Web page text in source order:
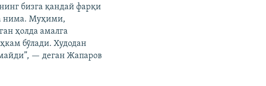
бизга қандай фарқи
нима. Муҳими,
ҳолда амалга
бўлади. Худодан
— деган Жапаров